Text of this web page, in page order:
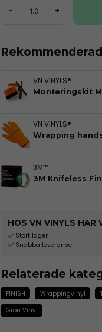
- +
VN VINYLS®
Monteringskit
VN VINYLS®
Wrapping
3M™
3M Knifeless
HOS VN VINYLS HAR
Stort lager
Snabba leveranser
Relaterade
FINISH Wrappingvinyl
Grön Vinyl